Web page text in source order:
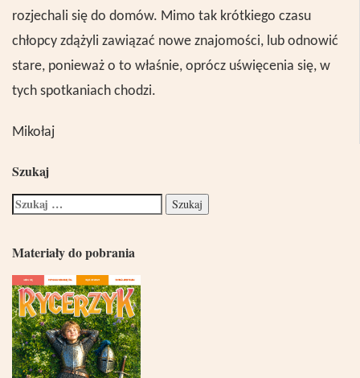
rozjechali się do domów. Mimo tak krótkiego czasu
chłopcy zdążyli zawiązać nowe znajomości, lub odnowić
stare, ponieważ o to właśnie, oprócz uświęcenia się, w
tych spotkaniach chodzi.
Mikołaj
Szukaj
Materiały do pobrania